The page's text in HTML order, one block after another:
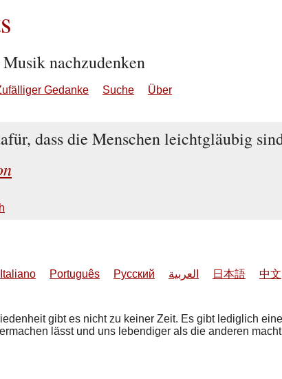
nachzudenken
Gedanke Suche Über
dass die Menschen leichtgläubig
Italiano Português Русский العربية 日本語 中文
gibt es nicht zu keiner Zeit. Es gibt lediglich
lässt und uns lebendiger als die anderen